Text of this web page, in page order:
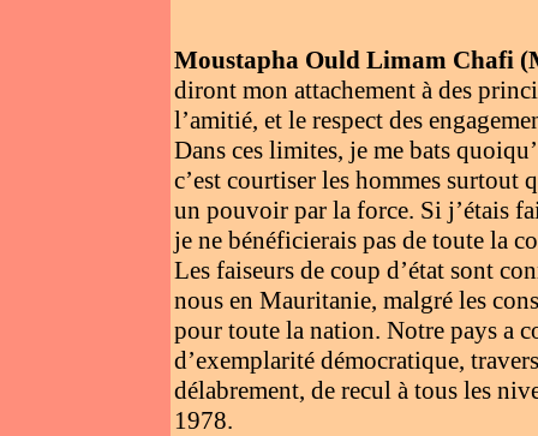
Moustapha Ould Limam Chafi
diront mon attachement à des
l’amitié, et le respect des
Dans ces limites, je me bats
c’est courtiser les hommes surtout
un pouvoir par la force. Si j’étais
je ne bénéficierais pas de toute la
Les faiseurs de coup d’état sont
nous en Mauritanie, malgré les
pour toute la nation. Notre pays a
d’exemplarité démocratique,
délabrement, de recul à tous les
1978.